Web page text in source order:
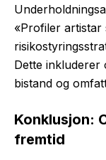
«Profiler artistar
Dette inkluderer
bistand og
Konklusjon:
fremtid